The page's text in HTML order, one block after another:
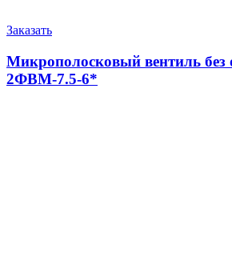
Заказать
Микрополосковый вентиль без
2ФВМ-7.5-6*